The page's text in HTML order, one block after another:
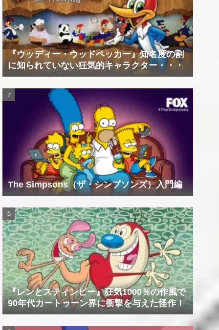
『ウッディー・ウッドペッカー』知名度の割
に知られていない狂気的キャラクター・・・
The Simpsons（ザ・シンプソンズ）入門編
『レンとスティンピー』狂気1000％の作風で
90年代カートゥーン界に衝撃を与えた怪作！